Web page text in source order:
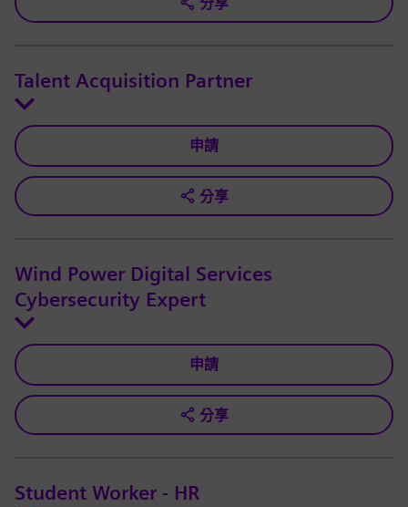
Talent Acquisition Partner
申請
分享
Wind Power Digital Services
Cybersecurity Expert
申請
分享
Student Worker - HR